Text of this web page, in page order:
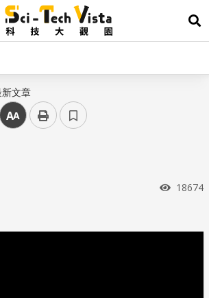
展
新文章
中
瀏覽次
18674